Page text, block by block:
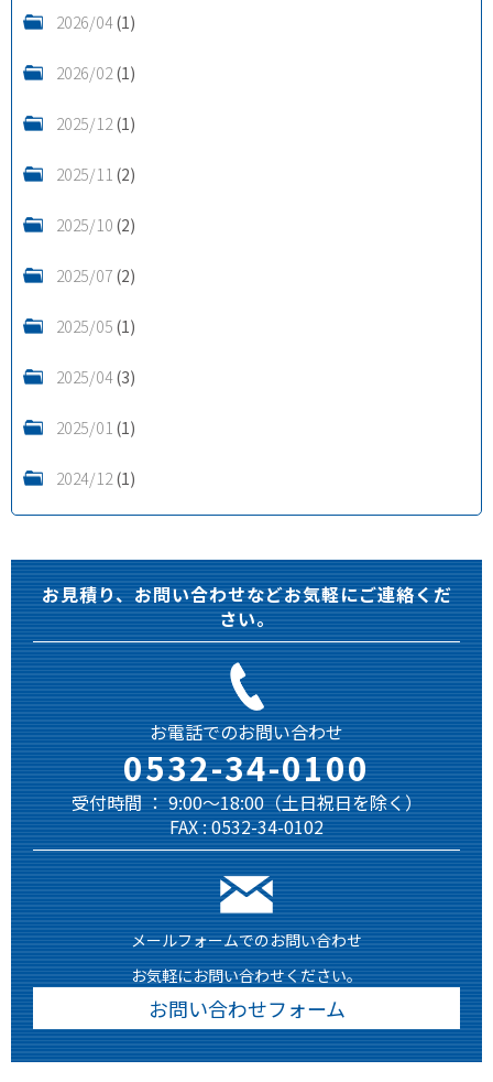
2026/04(1)
2026/02(1)
2025/12(1)
2025/11(2)
2025/10(2)
2025/07(2)
2025/05(1)
2025/04(3)
2025/01(1)
2024/12(1)
お見積り、お問い合わせなどお気軽にご連絡くだ
さい。
お電話でのお問い合わせ
0532-34-0100
受付時間 ： 9:00～18:00（土日祝日を除く）
FAX : 0532-34-0102
メールフォームでのお問い合わせ
お気軽にお問い合わせください。
お問い合わせフォーム